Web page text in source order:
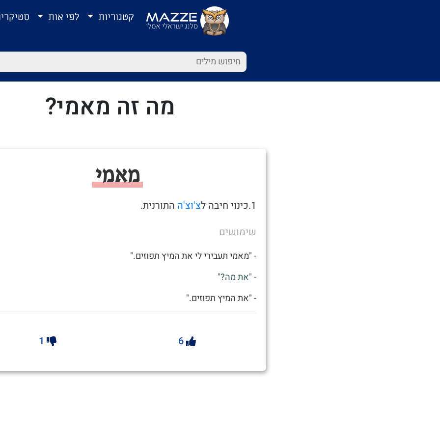
קטגוריות לפי אות
מה זה מאמי?
מאמי
1.כינוי חיבה ל צ'וצ'ה התורנית.
שימושים
- "מאמי תעבירי לי את המיץ תפוזים."
- "את מה?"
- "את המיץ תפוזים."
6
1